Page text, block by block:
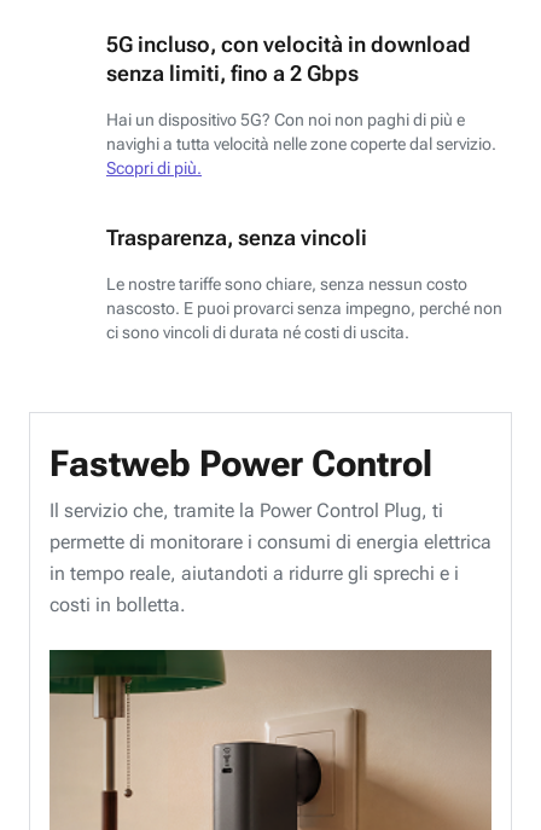
5G incluso, con velocità in download
senza limiti, fino a 2 Gbps
Hai un dispositivo 5G? Con noi non paghi di più e
navighi a tutta velocità nelle zone coperte dal servizio.
Scopri di più.
Trasparenza, senza vincoli
Le nostre tariffe sono chiare, senza nessun costo
nascosto. E puoi provarci senza impegno, perché non
ci sono vincoli di durata né costi di uscita.
Fastweb Power Control
Il servizio che, tramite la Power Control Plug, ti
permette di monitorare i consumi di energia elettrica
in tempo reale, aiutandoti a ridurre gli sprechi e i
costi in bolletta.